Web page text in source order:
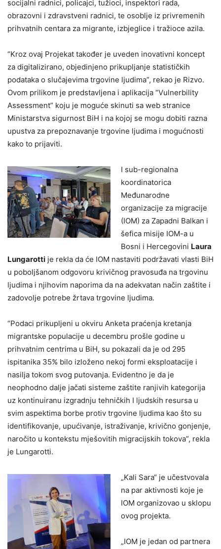
socijalni radnici, policajci, tužioci, inspektori rada,
obrazovni i zdravstveni radnici, te osoblje iz privremenih
prihvatnih centara za migrante, izbjeglice i tražioce azila.
“Kroz ovaj Projekat također je uveden inovativni koncept
za digitalizirano, objedinjeno prikupljanje statističkih
podataka o slučajevima trgovine ljudima”, rekao je Rizvo.
Ovom prilikom je predstavljena i aplikacija “Vulnerbility
Assessment” koju je moguće skinuti sa web stranice
Ministarstva sigurnost BiH i na kojoj se mogu dobiti razna
upustva za prepoznavanje trgovine ljudima i mogućnosti
kako to prijaviti.
I sub-regionalna
koordinatorica
Međunarodne
organizacije za migracije
(IOM) za Zapadni Balkan i
šefica misije IOM-a u
Bosni i Hercegovini Laura
Lungarotti je rekla da će IOM nastaviti podržavati vlasti BiH
u poboljšanom odgovoru krivičnog pravosuđa na trgovinu
ljudima i njihovim naporima da na adekvatan način zaštite i
zadovolje potrebe žrtava trgovine ljudima.
“Podaci prikupljeni u okviru Anketa praćenja kretanja
migrantske populacije u decembru prošle godine u
prihvatnim centrima u BiH, su pokazali da je od 295
ispitanika 35% bilo izloženo nekoj formi eksploatacije i
nasilja tokom svog putovanja. Evidentno je da je
neophodno dalje jačati sisteme zaštite ranjivih kategorija
uz kontinuiranu izgradnju tehničkih I ljudskih resursa u
svim aspektima borbe protiv trgovine ljudima kao što su
identifikovanje, upućivanje, istraživanje, krivično gonjenje,
naročito u kontekstu mješovitih migracijskih tokova”, rekla
je Lungarotti.
„Kali Sara“ je učestvovala
na par aktivnosti koje je
IOM organizovao u sklopu
ovog projekta.
„IOM je jedan od partnera